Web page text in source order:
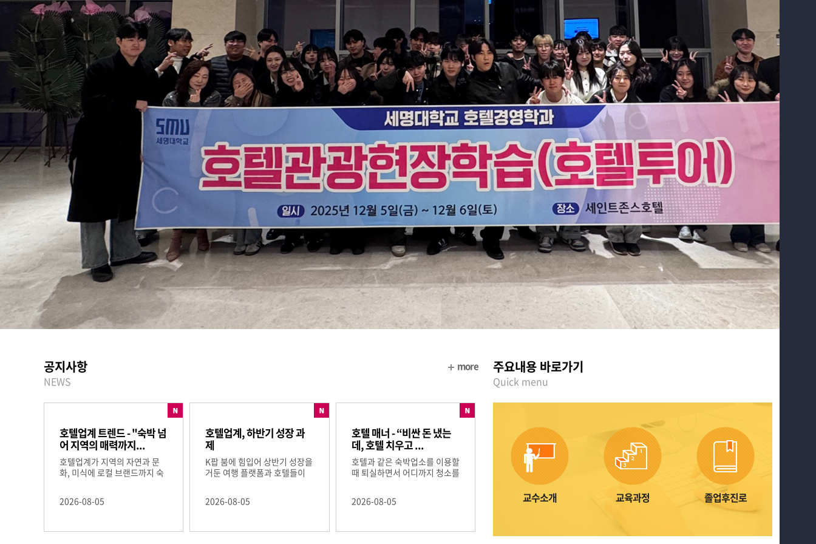
공지사항
NEWS
호텔업계 트렌드 - "숙박 넘
어 지역의 매력까지...
호텔업계가 지역의 자연과 문
화, 미식에 로컬 브랜드까지 숙
2026-08-05
호텔업계, 하반기 성장 과
제
K팝 붐에 힘입어 상반기 성장을
거둔 여행 플랫폼과 호텔들이
2026-08-05
호텔 매너 - “비싼 돈 냈는
데, 호텔 치우고 ...
호텔과 같은 숙박업소를 이용할
때 퇴실하면서 어디까지 청소를
2026-08-05
more 주요내용 바로가기
Quick menu
교수소개 교육과정 졸업후진로